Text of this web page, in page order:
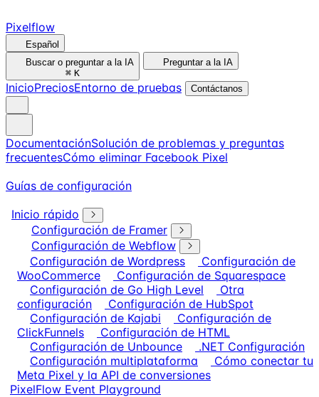
Pixelflow
Español
Buscar o preguntar a la IA
⌘ K
Preguntar a la IA
InicioPreciosEntorno de pruebas Contáctanos
DocumentaciónSolución de problemas y preguntas
frecuentesCómo eliminar Facebook Pixel
Guías de configuración
Inicio rápido
Configuración de Framer
Configuración de Webflow
Configuración de Wordpress
Configuración de
WooCommerce
Configuración de Squarespace
Configuración de Go High Level
Otra
configuración
Configuración de HubSpot
Configuración de Kajabi
Configuración de
ClickFunnels
Configuración de HTML
Configuración de Unbounce
.NET Configuración
Configuración multiplataforma
Cómo conectar tu
Meta Pixel y la API de conversiones
PixelFlow Event Playground